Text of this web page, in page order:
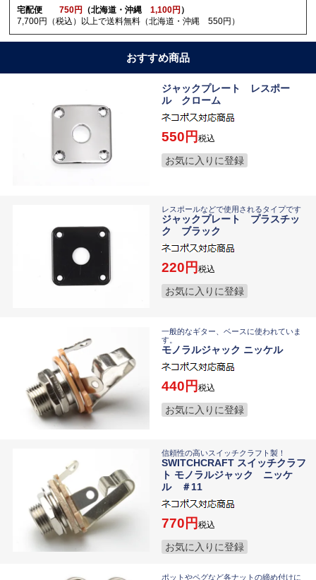
宅配便750円 （北海道・沖縄1,100円 ）
7,700円（税込）以上で送料無料（北海道・沖縄 550円）
おすすめ商品
ジャックプレート レスポー
ル クローム
550 税込
お気に入りに登録
レスポールなどで使用されるタイプです
ジャックプレート プラスチッ
ク ブラック
220 税込
お気に入りに登録
一般的なギター、ベースに使われていま
す。
モノラルジャック ニッケル
440 税込
お気に入りに登録
信頼性の高いスイッチクラフト製！
SWITCHCRAFT スイッチクラフ
ト モノラルジャック ニッケ
ル ＃11
770 税込
お気に入りに登録
ポットやペグなど各ナットの締め付けに